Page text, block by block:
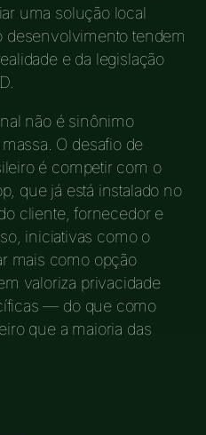
uma solução local
desenvolvimento tendem
e da legislação
não é sinônimo
O desafio de
é competir com o
que já está instalado no
cliente, fornecedor e
iniciativas como o
mais como opção
valoriza privacidade
— do que como
que a maioria das